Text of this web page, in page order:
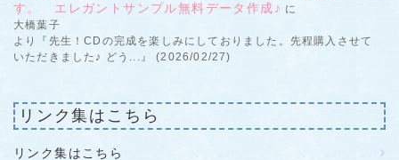
す。 エレガントサンプル無料データ作成♪ に
大橋葉子
より『先生！CDの完成を楽しみにしておりました。先程購入させて
いただきました♪ どう...』 (2026/02/27)
リンク集はこちら
リンク集はこちら